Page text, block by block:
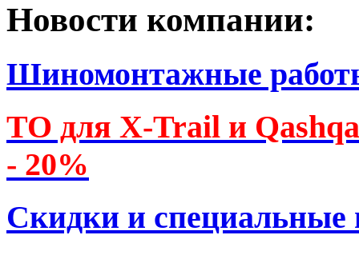
Новости компании:
Шиномонтажные
ТО для X-Trail и
- 20%
Скидки и специальные